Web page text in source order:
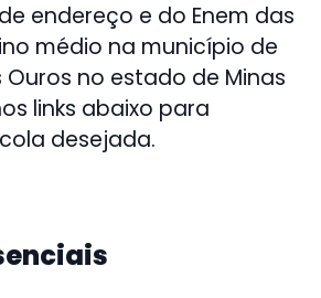
endereço e do Enem das
médio na município de
no estado de Minas
links abaixo para
desejada.